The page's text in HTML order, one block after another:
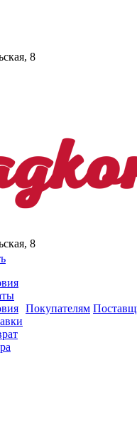
8
8
Покупателям